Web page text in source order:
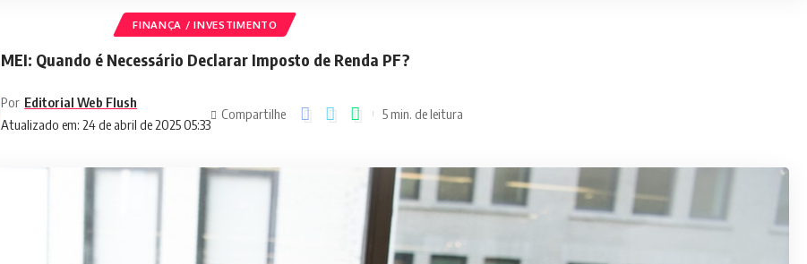
FINANÇA / INVESTIMENTO
MEI: Quando é Necessário Declarar Imposto de Renda PF?
Atualizado em: 24 de abril de 2025 05:33
Por Editorial Web Flush
Compartilhe 5 min. de leitura